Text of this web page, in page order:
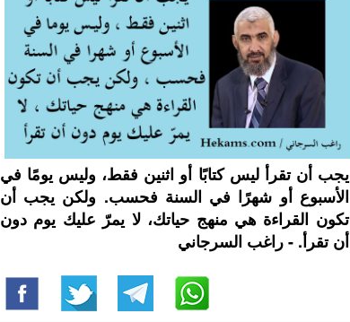
يجب أن تقرأ ليس كتابًا أو اثنين فقط، وليس يومًا في
الأسبوع أو شهرًا في السنة فحسب. ولكن يجب أن
تكون القراءة هي منهج حياتك، لا يمرّ عليك يوم دون
أن تقرأ. - راغب السرجاني